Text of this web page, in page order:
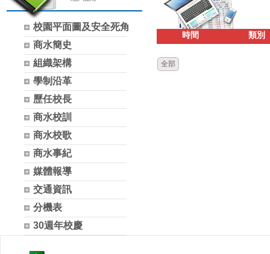
校園平面圖及安全死角
商水簡史
組織架構
學制沿革
歷任校長
商水校訓
商水校歌
商水事紀
媒體報導
交通資訊
分機表
30週年校慶
時間 類別
全部